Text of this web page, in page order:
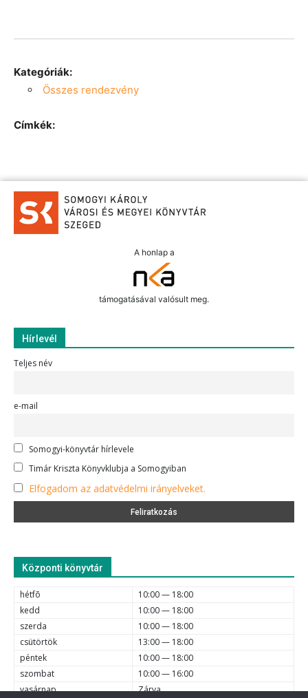
Kategóriák:
Összes rendezvény
Címkék:
A honlap a
támogatásával valósult meg.
Hírlevél
Teljes név
e-mail
Somogyi-könyvtár hírlevele
Timár Kriszta Könyvklubja a Somogyiban
Elfogadom az adatvédelmi irányelveket.
Központi könyvtár
hétfõ
10:00 — 18:00
kedd
10:00 — 18:00
szerda
10:00 — 18:00
csütörtök
13:00 — 18:00
péntek
10:00 — 18:00
szombat
10:00 — 16:00
vasárnap
Zárva